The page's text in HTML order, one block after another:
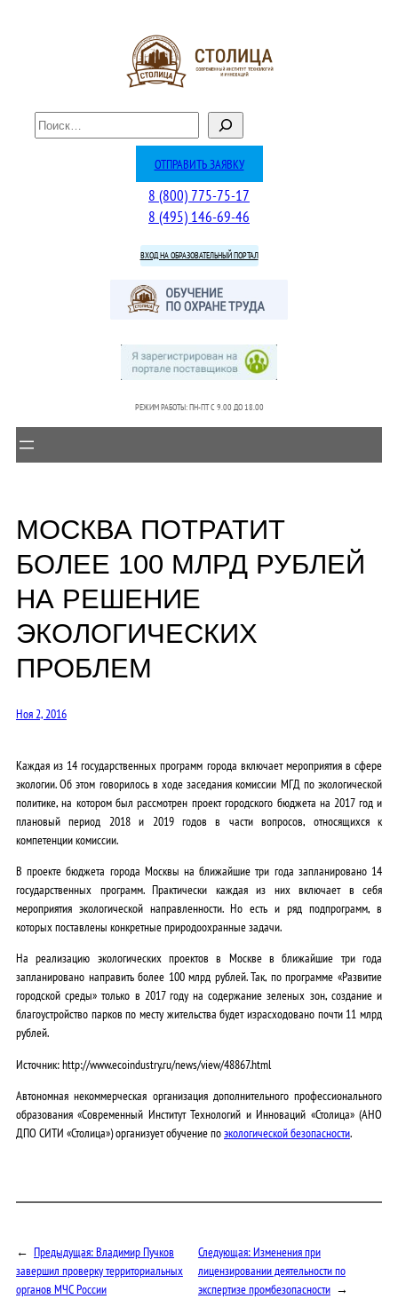
П
о
ОТПРАВИТЬ ЗАЯВКУ
8 (800) 775-75-17
8 (495) 146-69-46
ВХОД НА ОБРАЗОВАТЕЛЬНЫЙ ПОРТАЛ
РЕЖИМ РАБОТЫ: ПН-ПТ C 9.00 ДО 18.00
МОСКВА ПОТРАТИТ
БОЛЕЕ 100 МЛРД РУБЛЕЙ
НА РЕШЕНИЕ
ЭКОЛОГИЧЕСКИХ
ПРОБЛЕМ
Ноя 2, 2016
Каждая из 14 государственных программ города включает мероприятия в сфере
экологии. Об этом говорилось в ходе заседания комиссии МГД по экологической
политике, на котором был рассмотрен проект городского бюджета на 2017 год и
плановый период 2018 и 2019 годов в части вопросов, относящихся к
компетенции комиссии.
В проекте бюджета города Москвы на ближайшие три года запланировано 14
государственных программ. Практически каждая из них включает в себя
мероприятия экологической направленности. Но есть и ряд подпрограмм, в
которых поставлены конкретные природоохранные задачи.
На реализацию экологических проектов в Москве в ближайшие три года
запланировано направить более 100 млрд рублей. Так, по программе «Развитие
городской среды» только в 2017 году на содержание зеленых зон, создание и
благоустройство парков по месту жительства будет израсходовано почти 11 млрд
рублей.
Источник: http://www.ecoindustry.ru/news/view/48867.html
Автономная некоммерческая организация дополнительного профессионального
образования «Современный Институт Технологий и Инноваций «Столица» (АНО
ДПО СИТИ «Столица») организует обучение поэкологической безопасности.
← Предыдущая:Владимир Пучков
завершил проверку территориальных
органов МЧС России
Следующая:Изменения при
лицензировании деятельности по
экспертизе промбезопасности →